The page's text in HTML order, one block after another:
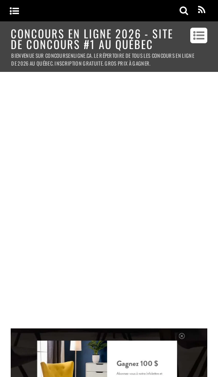
CONCOURS EN LIGNE 2026 - SITE
DE CONCOURS #1 AU QUÉBEC
BIENVENUE SUR CONCOURSENLIGNE.CA. LE RÉPERTOIRE DE TOUS LES CONCOURS EN LIGNE
DE 2026 AU QUÉBEC. INSCRIPTION GRATUITE. GROS PRIX À GAGNER.